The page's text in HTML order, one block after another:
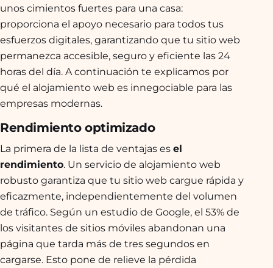
unos cimientos fuertes para una casa:
proporciona el apoyo necesario para todos tus
esfuerzos digitales, garantizando que tu sitio web
permanezca accesible, seguro y eficiente las 24
horas del día. A continuación te explicamos por
qué el alojamiento web es innegociable para las
empresas modernas.
Rendimiento optimizado
La primera de la lista de ventajas es el
rendimiento. Un servicio de alojamiento web
robusto garantiza que tu sitio web cargue rápida y
eficazmente, independientemente del volumen
de tráfico. Según un estudio de Google, el 53% de
los visitantes de sitios móviles abandonan una
página que tarda más de tres segundos en
cargarse. Esto pone de relieve la pérdida